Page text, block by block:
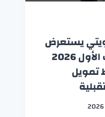
يستعرض
نتائج قوية للنصف الأول 2026